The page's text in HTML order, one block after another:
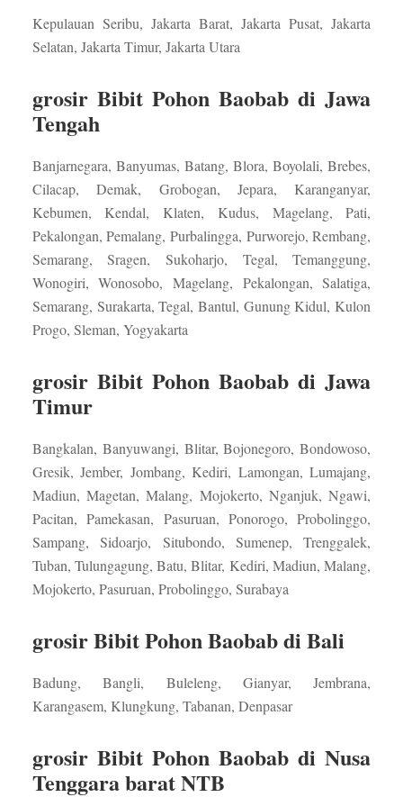
Kepulauan Seribu, Jakarta Barat, Jakarta Pusat, Jakarta
Selatan, Jakarta Timur, Jakarta Utara
grosir Bibit Pohon Baobab di Jawa
Tengah
Banjarnegara, Banyumas, Batang, Blora, Boyolali, Brebes,
Cilacap, Demak, Grobogan, Jepara, Karanganyar,
Kebumen, Kendal, Klaten, Kudus, Magelang, Pati,
Pekalongan, Pemalang, Purbalingga, Purworejo, Rembang,
Semarang, Sragen, Sukoharjo, Tegal, Temanggung,
Wonogiri, Wonosobo, Magelang, Pekalongan, Salatiga,
Semarang, Surakarta, Tegal, Bantul, Gunung Kidul, Kulon
Progo, Sleman, Yogyakarta
grosir Bibit Pohon Baobab di Jawa
Timur
Bangkalan, Banyuwangi, Blitar, Bojonegoro, Bondowoso,
Gresik, Jember, Jombang, Kediri, Lamongan, Lumajang,
Madiun, Magetan, Malang, Mojokerto, Nganjuk, Ngawi,
Pacitan, Pamekasan, Pasuruan, Ponorogo, Probolinggo,
Sampang, Sidoarjo, Situbondo, Sumenep, Trenggalek,
Tuban, Tulungagung, Batu, Blitar, Kediri, Madiun, Malang,
Mojokerto, Pasuruan, Probolinggo, Surabaya
grosir Bibit Pohon Baobab di Bali
Badung, Bangli, Buleleng, Gianyar, Jembrana,
Karangasem, Klungkung, Tabanan, Denpasar
grosir Bibit Pohon Baobab di Nusa
Tenggara barat NTB